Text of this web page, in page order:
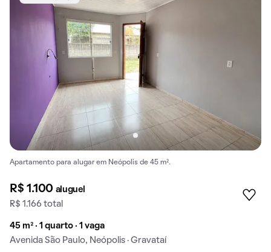
Apartamento para alugar em Neópolis de 45 m².
R$ 1.100 aluguel
R$ 1.166 total
45 m² · 1 quarto · 1 vaga
Avenida São Paulo, Neópolis · Gravataí